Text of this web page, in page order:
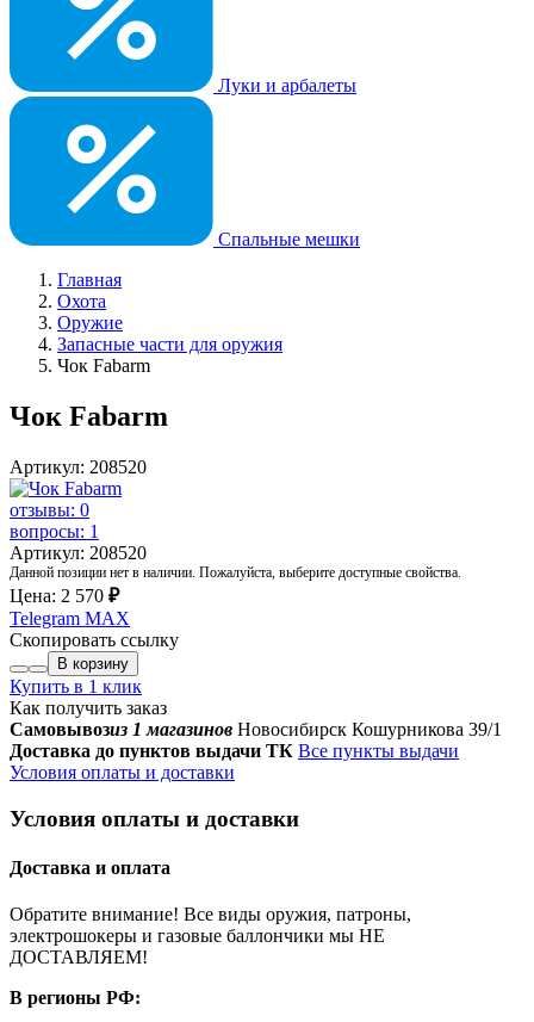
Луки и арбалеты
Спальные мешки
Главная
Охота
Оружие
Запасные части для оружия
Чок Fabarm
Чок Fabarm
Артикул: 208520
отзывы: 0
вопросы: 1
Артикул: 208520
Данной позиции нет в наличии. Пожалуйста, выберите доступные свойства.
Цена: 2 570 ₽
Telegram MAX
Скопировать ссылку
В корзину
Купить в 1 клик
Как получить заказ
Самовывозиз 1 магазинов Новосибирск Кошурникова 39/1
Доставка до пунктов выдачи ТК Все пункты выдачи
Условия оплаты и доставки
Условия оплаты и доставки
Доставка и оплата
Обратите внимание! Все виды оружия, патроны,
электрошокеры и газовые баллончики мы НЕ
ДОСТАВЛЯЕМ!
В регионы РФ: